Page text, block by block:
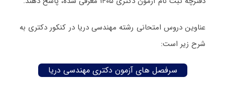
عناوین دروس امتحانی رشته مهندسی دریا در کنکور دکتری به
شرح زیر است:
سرفصل های آزمون دکتری مهندسی دریا